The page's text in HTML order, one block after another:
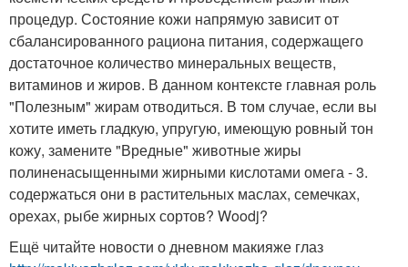
процедур. Состояние кожи напрямую зависит от
сбалансированного рациона питания, содержащего
достаточное количество минеральных веществ,
витаминов и жиров. В данном контексте главная роль
"Полезным" жирам отводиться. В том случае, если вы
хотите иметь гладкую, упругую, имеющую ровный тон
кожу, замените "Вредные" животные жиры
полиненасыщенными жирными кислотами омега - 3.
содержаться они в растительных маслах, семечках,
орехах, рыбе жирных сортов? Woodj?
Ещё читайте новости о дневном макияже глаз